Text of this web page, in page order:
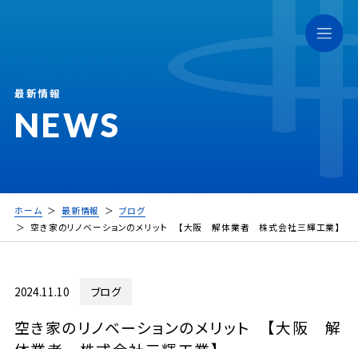
NEWS
最新情報
ホーム 最新情報
ブログ
空き家のリノベーションのメリット 【大阪 解体業者 株式会社三輝工業】
2024.11.10 ブログ
空き家のリノベーションのメリット 【大阪 解